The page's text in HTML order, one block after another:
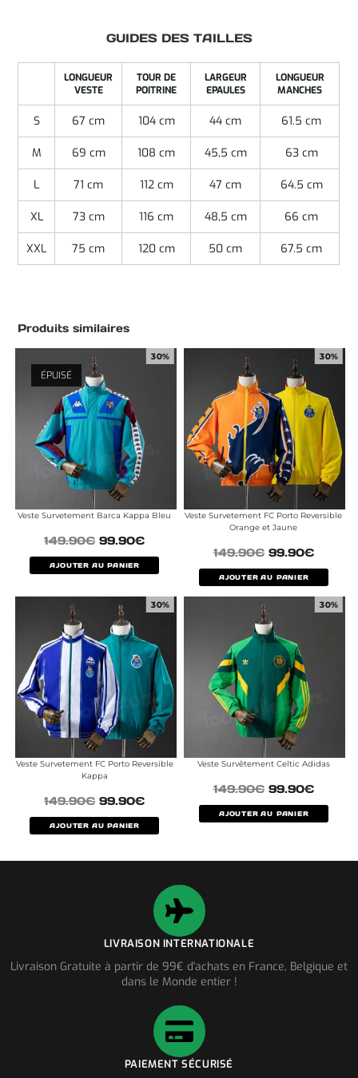
GUIDES DES TAILLES
LONGUEUR
VESTE
TOUR DE
POITRINE
LARGEUR
EPAULES
LONGUEUR
MANCHES
S 67 cm 104 cm 44 cm 61.5 cm
M 69 cm 108 cm 45,5 cm 63 cm
L 71 cm 112 cm 47 cm 64.5 cm
XL 73 cm 116 cm 48,5 cm 66 cm
XXL 75 cm 120 cm 50 cm 67.5 cm
Produits similaires
30%
ÉPUISÉ
Veste Survetement Barca Kappa Bleu
149.90€ 99.90€
AJOUTER AU PANIER
30%
Veste Survetement FC Porto Reversible
Orange et Jaune
149.90€ 99.90€
AJOUTER AU PANIER
30%
Veste Survetement FC Porto Reversible
Kappa
149.90€ 99.90€
AJOUTER AU PANIER
30%
Veste Survêtement Celtic Adidas
149.90€ 99.90€
AJOUTER AU PANIER
LIVRAISON INTERNATIONALE
Livraison Gratuite à partir de 99€ d'achats en France, Belgique et
dans le Monde entier !
PAIEMENT SÉCURISÉ